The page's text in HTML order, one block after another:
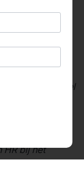
onder
keer was de
net zo snel
kunnen we
ook een
HR bij het